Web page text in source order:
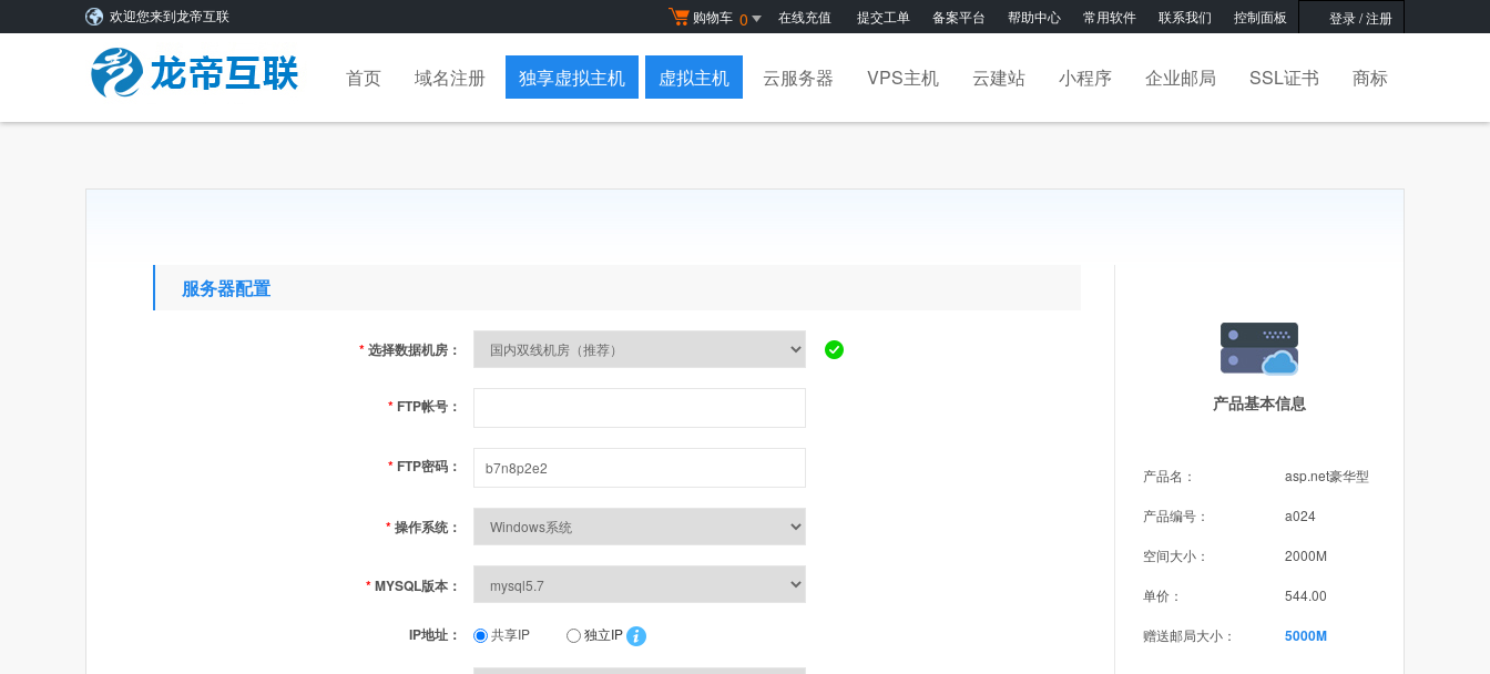
购物车 0 在线充值 提交工单 备案平台 帮助中心 常用软件 联系我们 控制面板 登录/注册
欢迎您来到龙帝互联
首页 域名注册 独享虚拟主机 虚拟主机 云服务器 VPS主机 云建站 小程序 企业邮局 SSL证书 商标
产品基本信息
产品名： asp.net豪华型
产品编号： a024
空间大小： 2000M
单价： 544.00
赠送邮局大小： 5000M
服务器配置
*选择数据机房：
* FTP帐号：
* FTP密码：
*操作系统：
*MYSQL版本：
IP地址： 共享IP 独立IP